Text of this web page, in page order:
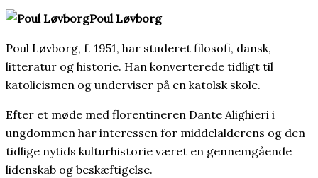
Poul Løvborg
Poul Løvborg, f. 1951, har studeret filosofi, dansk,
litteratur og historie. Han konverterede tidligt til
katolicismen og underviser på en katolsk skole.
Efter et møde med florentineren Dante Alighieri i
ungdommen har interessen for middelalderens og den
tidlige nytids kulturhistorie været en gennemgående
lidenskab og beskæftigelse.